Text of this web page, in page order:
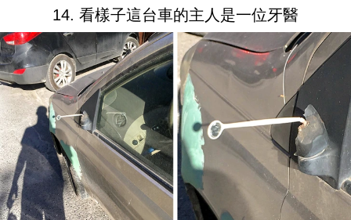
14. 看樣子這台車的主人是一位牙醫